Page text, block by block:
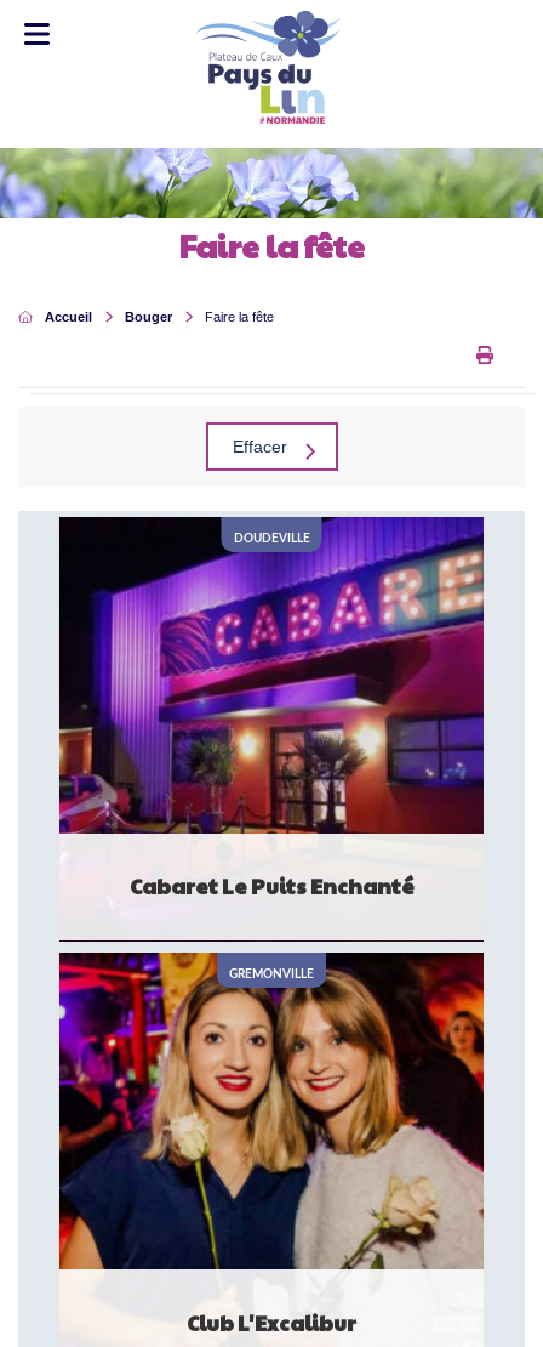
Faire la fête
Accueil Bouger Faire la fête
Rechercher
Effacer
DOUDEVILLE
Cabaret Le Puits Enchanté
Au cœur du Pays de Caux, à Doudeville, le cabaret le Puits
enchanté vous propose des déjeuners ou dîners spectacle
transformiste pour les groupes et ...
LIEU DE SPECTACLE ET D'AMBIANCE
GREMONVILLE
Club L'Excalibur